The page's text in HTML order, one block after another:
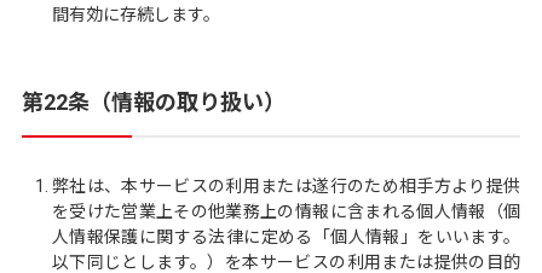
間有効に存続します。
第22条（情報の取り扱い）
弊社は、本サービスの利用または遂行のため相手方より提供
を受けた営業上その他業務上の情報に含まれる個人情報（個
人情報保護に関する法律に定める「個人情報」をいいます。
以下同じとします。）を本サービスの利用または提供の目的